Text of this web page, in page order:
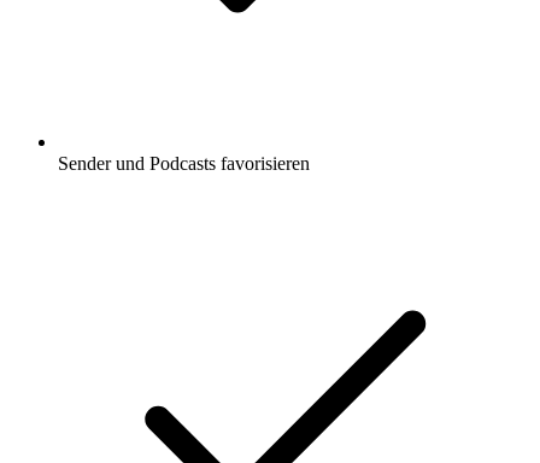
Sender und Podcasts favorisieren